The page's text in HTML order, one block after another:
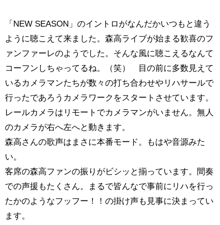
「 NEW SEASON」のイントロがなんだかいつもと違う
ように聴こえて来ました。森高ライブが始まる歓喜のフ
ァンファーレのようでした。そんな風に聴こえるなんて
コーフンしちゃってるね。（笑） 目の前に多数見えて
いるカメラマンたちが数々の打ち合わせやリハサールで
行ったであろうカメラワークをスタートさせています。
レールカメラはリモートでカメラマンがいません。無人
のカメラが右へ左へと動きます。
森高さんの歌声はまさに本番モード。もはや音源みた
い。
客席の森高ファンの振りがビシッと揃っています。間奏
での声援もたくさん。まるで皆んなで事前にリハを行っ
たかのようなフッフー！！の掛け声も見事に決まってい
ます。